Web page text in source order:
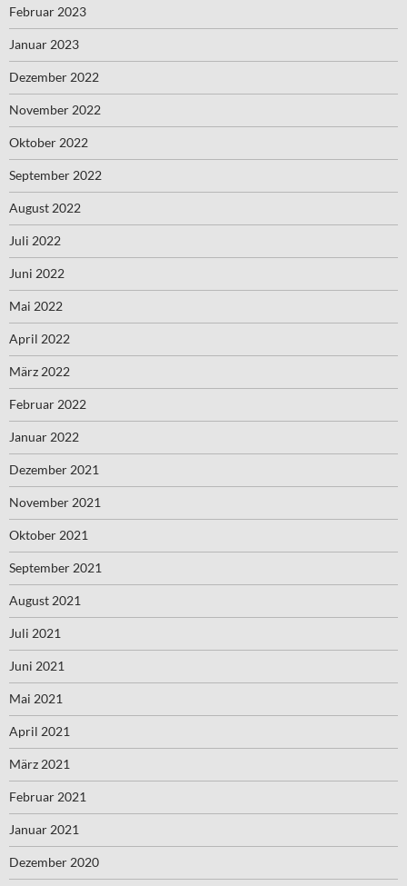
Februar 2023
Januar 2023
Dezember 2022
November 2022
Oktober 2022
September 2022
August 2022
Juli 2022
Juni 2022
Mai 2022
April 2022
März 2022
Februar 2022
Januar 2022
Dezember 2021
November 2021
Oktober 2021
September 2021
August 2021
Juli 2021
Juni 2021
Mai 2021
April 2021
März 2021
Februar 2021
Januar 2021
Dezember 2020